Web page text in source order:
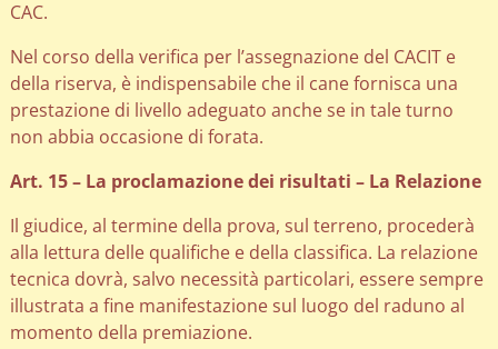
CAC.
Nel corso della verifica per l’assegnazione del CACIT e
della riserva, è indispensabile che il cane fornisca una
prestazione di livello adeguato anche se in tale turno
non abbia occasione di forata.
Art. 15 – La proclamazione dei risultati – La Relazione
Il giudice, al termine della prova, sul terreno, procederà
alla lettura delle qualifiche e della classifica. La relazione
tecnica dovrà, salvo necessità particolari, essere sempre
illustrata a fine manifestazione sul luogo del raduno al
momento della premiazione.